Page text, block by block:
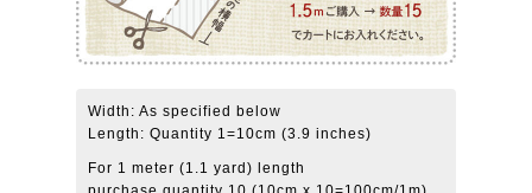
Width: As specified below
Length: Quantity 1=10cm (3.9 inches)
For 1 meter (1.1 yard) length